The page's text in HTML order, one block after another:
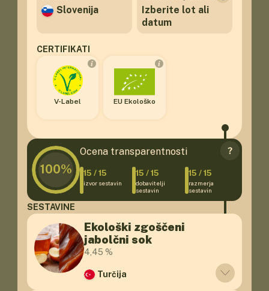
Slovenija
Izberite lot ali
datum
CERTIFIKATI
V-Label EU Ekološko
100%
Ocena transparentnosti
15 /15
izvor sestavin
15 /15
dobavitelji
sestavin
15 /15
razmerja
sestavin
SESTAVINE
Ekološki zgoščeni
jabolčni sok
4,45 %
Turčija